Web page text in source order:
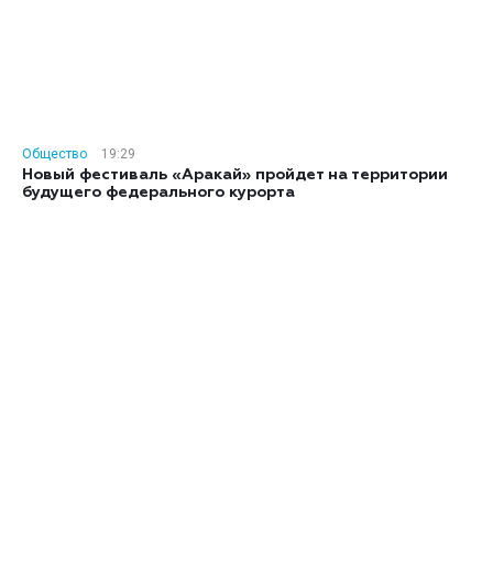
Общество
19:29
Новый фестиваль «Аракай» пройдет на территории
будущего федерального курорта